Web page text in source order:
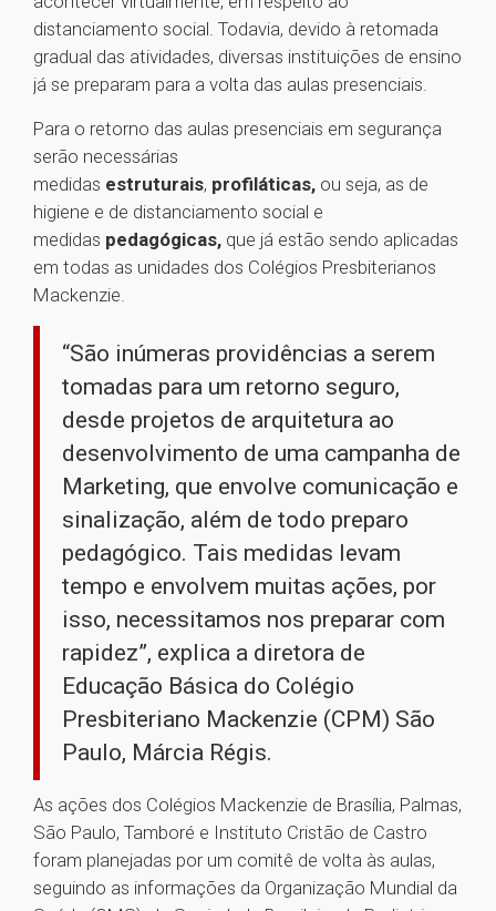
distanciamento social. Todavia, devido à retomada
gradual das atividades, diversas instituições de ensino
já se preparam para a volta das aulas presenciais.
Para o retorno das aulas presenciais em segurança
serão necessárias
medidas estruturais, profiláticas, ou seja, as de
higiene e de distanciamento social e
medidas pedagógicas, que já estão sendo aplicadas
em todas as unidades dos Colégios Presbiterianos
Mackenzie.
“São inúmeras providências a serem
tomadas para um retorno seguro,
desde projetos de arquitetura ao
desenvolvimento de uma campanha de
Marketing, que envolve comunicação e
sinalização, além de todo preparo
pedagógico. Tais medidas levam
tempo e envolvem muitas ações, por
isso, necessitamos nos preparar com
rapidez”, explica a diretora de
Educação Básica do Colégio
Presbiteriano Mackenzie (CPM) São
Paulo, Márcia Régis.
As ações dos Colégios Mackenzie de Brasília, Palmas,
São Paulo, Tamboré e Instituto Cristão de Castro
foram planejadas por um comitê de volta às aulas,
seguindo as informações da Organização Mundial da